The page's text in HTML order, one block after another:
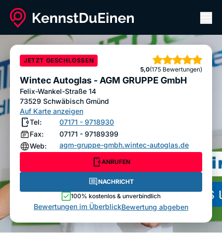
Wintec Autoglas - AGM GRUPPE GmbH
ANRUFEN NACHRICHT
Bewertung abgeben
JETZT GESCHLOSSEN
5,0
Sterne
(175 Bewertungen)
Wintec Autoglas - AGM GRUPPE GmbH
Felix-Wankel-Straße 14
73529 Schwäbisch Gmünd
Auf Karte anzeigen
Tel:
07171 - 9718930
Fax:
07171 - 97189399
Web:
agm-gruppe-gmbh.wintec-autoglas.de
ANRUFEN
NACHRICHT
100% kostenlos & unverbindlich
Bewertungen im ÜberblickBewertung abgeben